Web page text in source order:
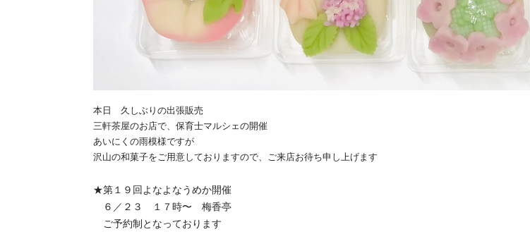
本日 久しぶりの出張販売
三軒茶屋のお店で、保育士マルシェの開催
あいにくの雨模様ですが
沢山の和菓子をご用意しておりますので、ご来店お待ち申し上げます
★第１９回よなよなうめか開催
６／２３ １７時〜 梅香亭
ご予約制となっております